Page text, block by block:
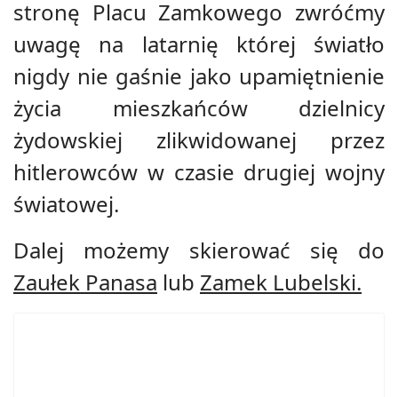
stronę Placu Zamkowego zwróćmy
uwagę na latarnię której światło
nigdy nie gaśnie jako upamiętnienie
życia mieszkańców dzielnicy
żydowskiej zlikwidowanej przez
hitlerowców w czasie drugiej wojny
światowej.
Dalej możemy skierować się do
Zaułek Panasa lub Zamek Lubelski.